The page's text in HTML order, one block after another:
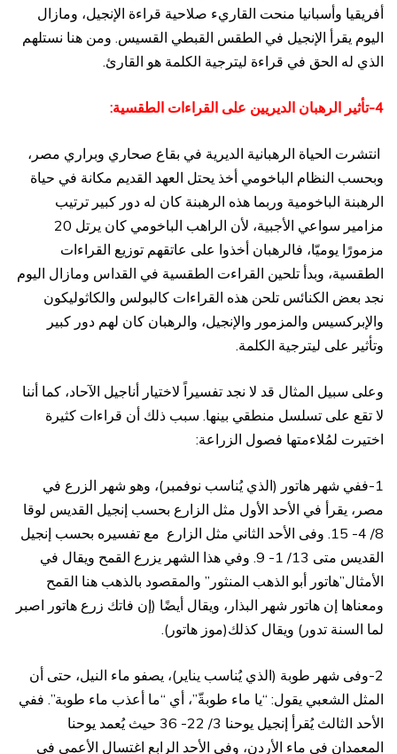
أفريقيا وأسبانيا منحت القاريء صلاحية قراءة الإنجيل، ومازال
اليوم يقرأ الإنجيل في الطقس القبطي القسيس. ومن هنا نستلهم
الذي له الحق في قراءة ليترجية الكلمة هو القارئ.
4-تأثير الرهبان الديريين على القراءات الطقسية:
انتشرت الحياة الرهبانية الديرية في بقاع صحاري وبراري مصر،
وبحسب النظام الباخومي أخذ يحتل العهد القديم مكانة في حياة
الرهبنة الباخومية وربما هذه الرهبنة كان له دور كبير ترتيب
مزامير سواعي الأجبية، لأن الراهب الباخومي كان يرتل 20
مزمورًا يوميّا، فالرهبان أخذوا على عاتقهم توزيع القراءات
الطقسية، وبدأ تلحين القراءت الطقسية في القداس ومازال اليوم
نجد بعض الكنائس تلحن هذه القراءات كالبولس والكاثوليكون
والإبركسيس والمزمور والإنجيل، والرهبان كان لهم دور كبير
وتأثير على ليترجية الكلمة.
وعلى سبيل المثال قد لا نجد تفسيراً لاختيار أناجيل الآحاد، كما أننا
لا تقع على تسلسل منطقي بينها. سبب ذلك أن قراءات كثيرة
اختيرت لمُلاءمتها فصول الزراعة:
1-ففي شهر هاتور (الذي يُناسب نوفمبر)، وهو شهر الزرع في
مصر، يقرأ في الأحد الأول مثل الزارع بحسب إنجيل القديس لوقا
8/ 4- 15. وفى الأحد الثاني مثل الزارع مع تفسيره بحسب إنجيل
القديس متى 13/ 1- 9. وفي هذا الشهر يزرع القمح ويقال في
الأمثال”هاتور أبو الذهب المنثور” والمقصود بالذهب هنا القمح
ومعناها إن هاتور شهر البذار، ويقال أيضًا (إن فاتك زرع هاتور اصبر
لما السنة تدور) ويقال كذلك(موز هاتور).
2-وفى شهر طوبة (الذي يُناسب يناير)، يصفو ماء النيل، حتى أن
المثل الشعبي يقول: “يا ماء طوبة‍‍ّ‍”، أي “ما أعذب ماء طوبة‍”. ففي
الأحد الثالث يُقرأ إنجيل يوحنا 3/ 22- 36 حيث يُعمد يوحنا
المعمدان في ماء الأردن، وفى الأحد الرابع اغتسال الأعمى في